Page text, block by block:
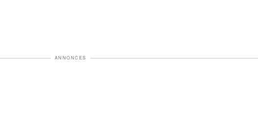
ANNONCES